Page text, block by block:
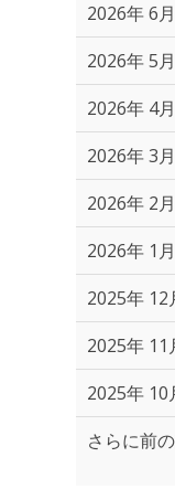
2026年 6月
2026年 5月
2026年 4月
2026年 3月
2026年 2月
2026年 1月
2025年 12
2025年 11
2025年 10
さらに前